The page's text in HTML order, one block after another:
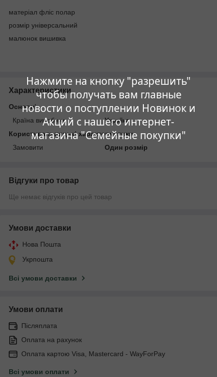
Нажмите на кнопку "разрешить"
чтобы получать вам главные
новости о поступлении Новинок и
Акций с нашего интернет-
магазина "Семейные покупки"
матеріал фліс полар
розмір універсальний
малюнок вишивка
Характеристики
Основні
Країна виробник
Україна
Користувальницькі характеристики
Замовити
Один розмір
Відгуки про товар
Ще немає відгуків про цей товар
Умови доставки
Нова Пошта
Укрпошта
Всі умови доставки
Умови оплати
Післяплата
Оплата на рахунок
Оплата картою Visa, Mastercard - WayForPay
Всі умови оплати